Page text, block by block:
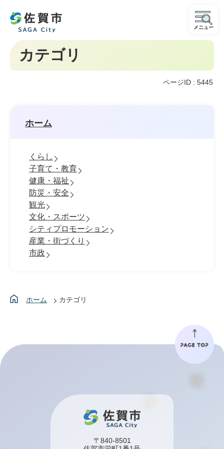
メニュー
カテゴリ
ページID : 5445
ホーム
くらし
子育て・教育
健康・福祉
防災・安全
観光
文化・スポーツ
シティプロモーション
産業・街づくり
市政
ホーム カテゴリ
〒840-8501